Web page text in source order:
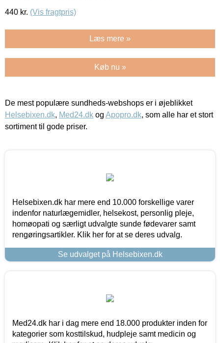
440 kr. (Vis fragtpris)
Læs mere »
Køb nu »
De mest populære sundheds-webshops er i øjeblikket
Helsebixen.dk, Med24.dk og Apopro.dk, som alle har et stort
sortiment til gode priser.
Helsebixen.dk har mere end 10.000 forskellige varer
indenfor naturlægemidler, helsekost, personlig pleje,
homøopati og særligt udvalgte sunde fødevarer samt
rengøringsartikler. Klik her for at se deres udvalg.
Se udvalget på Helsebixen.dk
Med24.dk har i dag mere end 18.000 produkter inden for
kategorier som kosttilskud, hudpleje samt medicin og